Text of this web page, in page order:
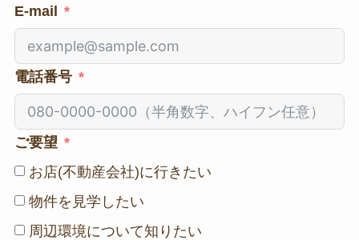
E-mail
電話番号
ご要望
お店(不動産会社)に行きたい
物件を見学したい
周辺環境について知りたい